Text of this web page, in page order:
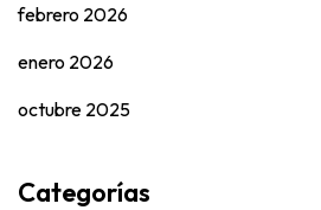
febrero 2026
enero 2026
octubre 2025
Categorías